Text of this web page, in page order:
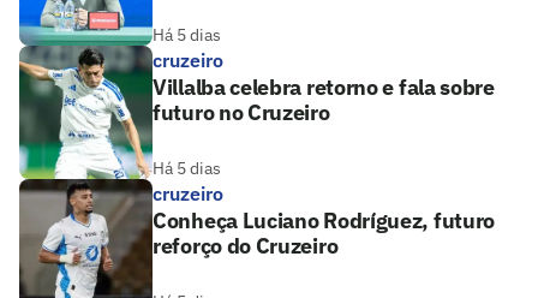
Há 5 dias
cruzeiro
Villalba celebra retorno e fala sobre
futuro no Cruzeiro
Há 5 dias
cruzeiro
Conheça Luciano Rodríguez, futuro
reforço do Cruzeiro